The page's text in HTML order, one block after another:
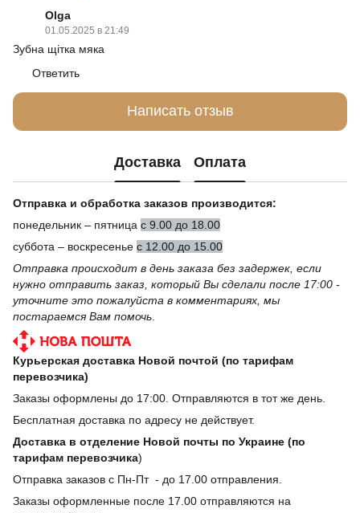
Olga
01.05.2025 в 21:49
Зубна щітка мяка
Ответить
Написать отзыв
Доставка Оплата
Отправка и обработка заказов производится:
понедельник – пятница с 9.00 до 18.00
суббота – воскресенье с 12.00 до 15.00
Отправка происходит в день заказа без задержек, если
нужно отправить заказ, который Вы сделали после 17:00 -
уточните это пожалуйста в комментариях, мы
постараемся Вам помочь
Курьерская доставка Новой почтой (по тарифам
перевозчика)
Заказы оформлены до 17:00. Отправляются в тот же день.
Бесплатная доставка по адресу не действует.
Доставка в отделение Новой почты по Украине (по
тарифам перевозчика)
Отправка заказов с Пн-Пт - до 17.00 отправления.
Заказы оформленные после 17.00 отправляются на